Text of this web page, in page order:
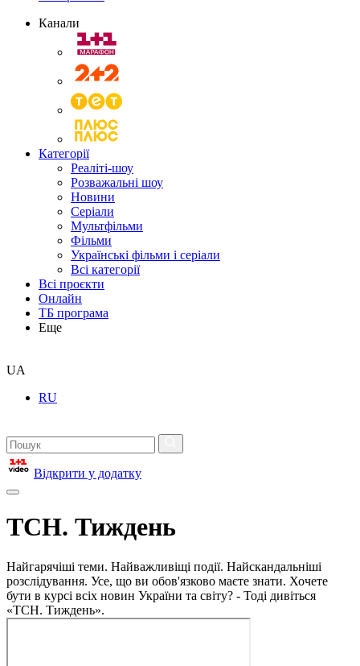
Канали
Категорії
Реаліті-шоу
Розважальні шоу
Новини
Серіали
Мультфільми
Фільми
Українські фільми і серіали
Всі категорії
Всі проєкти
Онлайн
ТБ програма
Еще
UA
RU
Відкрити у додатку
ТСН. Тиждень
Найгарячіші теми. Найважливіщі події. Найскандальніші
розслідування. Усе, що ви обов'язково маєте знати. Хочете
бути в курсі всіх новин України та світу? - Тоді дивіться
«ТСН. Тиждень».